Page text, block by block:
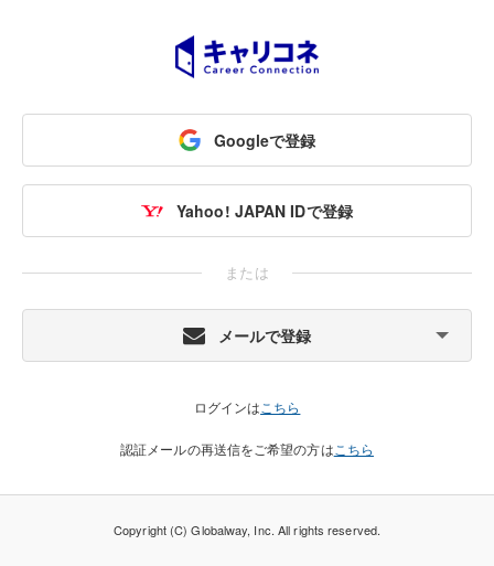
Googleで登録
Yahoo! JAPAN IDで登録
または
メールで登録
ログインは こちら
認証メールの再送信をご希望の方は こちら
Copyright (C) Globalway, Inc. All rights reserved.